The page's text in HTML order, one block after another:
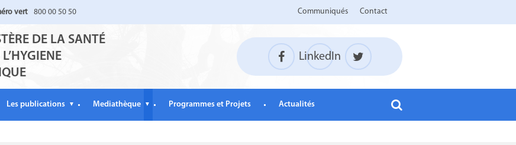
vert 800 00 50 50 Communiqués Contact
DE LA SANTÉ
L’HYGIENE
LinkedIn
Les publications ▼ Mediathèque ▼ Programmes et Projets Actualités